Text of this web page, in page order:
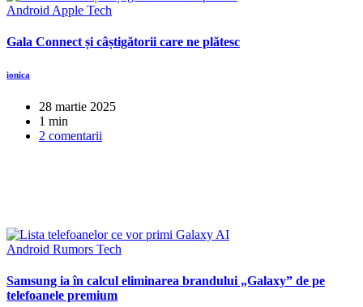
Android Apple Tech
Gala Connect și câștigătorii care ne plătesc
ionica
28 martie 2025
1 min
2 comentarii
Android Rumors Tech
Samsung ia în calcul eliminarea brandului „Galaxy” de pe
telefoanele premium